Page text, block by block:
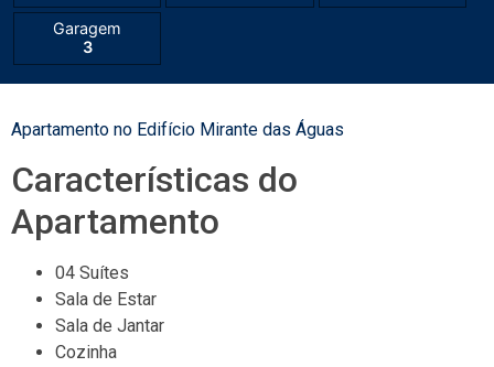
Garagem
3
Apartamento no Edifício Mirante das Águas
Características do
Apartamento
04 Suítes
Sala de Estar
Sala de Jantar
Cozinha